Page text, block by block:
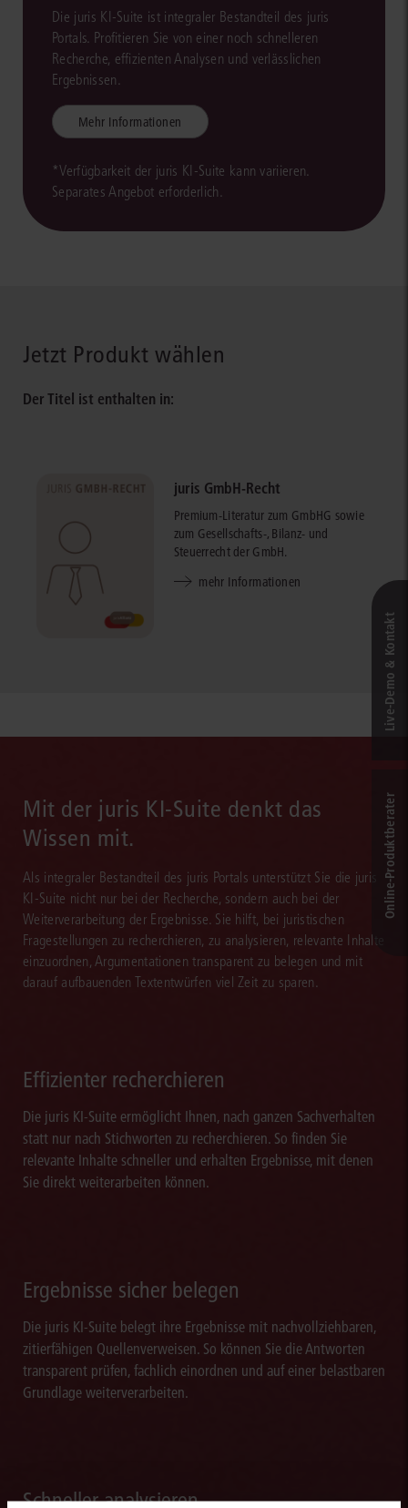
Die juris KI-Suite ist integraler Bestandteil des juris
Portals. Profitieren Sie von einer noch schnelleren
Recherche, effizienten Analysen und verlässlichen
Ergebnissen.
Mehr Informationen
*Verfügbarkeit der juris KI-Suite kann variieren.
Separates Angebot erforderlich.
Jetzt Produkt wählen
Der Titel ist enthalten in:
juris GmbH-Recht
Premium-Literatur zum GmbHG sowie
zum Gesellschafts-, Bilanz- und
Steuerrecht der GmbH.
mehr Informationen
Mit der juris KI-Suite denkt das
Wissen mit.
Als integraler Bestandteil des juris Portals unterstützt Sie die juris
KI-Suite nicht nur bei der Recherche, sondern auch bei der
Weiterverarbeitung der Ergebnisse. Sie hilft, bei juristischen
Fragestellungen zu recherchieren, zu analysieren, relevante Inhalte
einzuordnen, Argumentationen transparent zu belegen und mit
darauf aufbauenden Textentwürfen viel Zeit zu sparen.
Effizienter recherchieren
Die juris KI-Suite ermöglicht Ihnen, nach ganzen Sachverhalten
statt nur nach Stichworten zu recherchieren. So finden Sie
relevante Inhalte schneller und erhalten Ergebnisse, mit denen
Sie direkt weiterarbeiten können.
Ergebnisse sicher belegen
Die juris KI-Suite belegt ihre Ergebnisse mit nachvollziehbaren,
zitierfähigen Quellenverweisen. So können Sie die Antworten
transparent prüfen, fachlich einordnen und auf einer belastbaren
Grundlage weiterverarbeiten.
Schneller analysieren
Live‑Demo & Kontakt
Online-Produkt­berater